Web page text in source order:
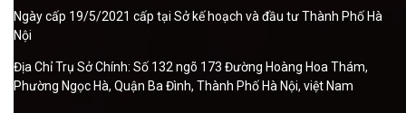
Ngày cấp 19/5/2021 cấp tại Sở kế hoạch và đầu tư Thành Phố Hà
Nội
Địa Chỉ Trụ Sở Chính: Số 132 ngõ 173 Đường Hoàng Hoa Thám,
Phường Ngọc Hà, Quận Ba Đình, Thành Phố Hà Nội, việt Nam